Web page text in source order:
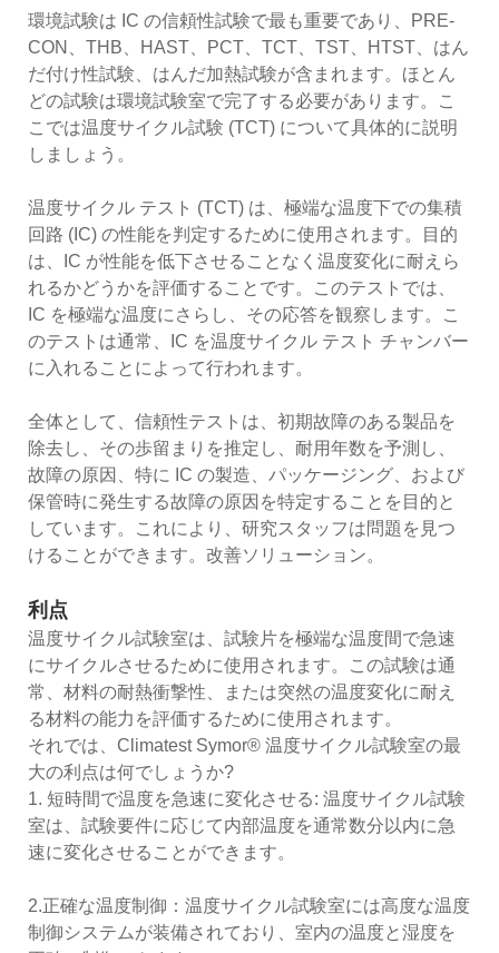
環境試験は IC の信頼性試験で最も重要であり、PRE-
CON、THB、HAST、PCT、TCT、TST、HTST、はん
だ付け性試験、はんだ加熱試験が含まれます。ほとん
どの試験は環境試験室で完了する必要があります。こ
こでは温度サイクル試験 (TCT) について具体的に説明
しましょう。
温度サイクル テスト (TCT) は、極端な温度下での集積
回路 (IC) の性能を判定するために使用されます。目的
は、IC が性能を低下させることなく温度変化に耐えら
れるかどうかを評価することです。このテストでは、
IC を極端な温度にさらし、その応答を観察します。こ
のテストは通常​​、IC を温度サイクル テスト チャンバー
に入れることによって行われます。
全体として、信頼性テストは、初期故障のある製品を
除去し、その歩留まりを推定し、耐用年数を予測し、
故障の原因、特に IC の製造、パッケージング、および
保管時に発生する故障の原因を特定することを目的と
しています。これにより、研究スタッフは問題を見つ
けることができます。改善ソリューション。
利点
温度サイクル試験室は、試験片を極端な温度間で急速
にサイクルさせるために使用されます。この試験は通
常、材料の耐熱衝撃性、または突然の温度変化に耐え
る材料の能力を評価するために使用されます。
それでは、Climatest Symor® 温度サイクル試験室の最
大の利点は何でしょうか?
1. 短時間で温度を急速に変化させる: 温度サイクル試験
室は、試験要件に応じて内部温度を通常数分以内に急
速に変化させることができます。
2.正確な温度制御：温度サイクル試験室には高度な温度
制御システムが装備されており、室内の温度と湿度を